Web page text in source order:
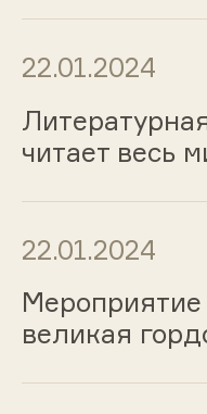
22.01.2024
читает весь
22.01.2024
великая